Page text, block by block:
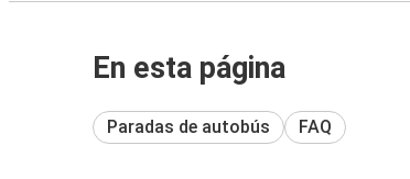
En esta página
Paradas de autobús FAQ